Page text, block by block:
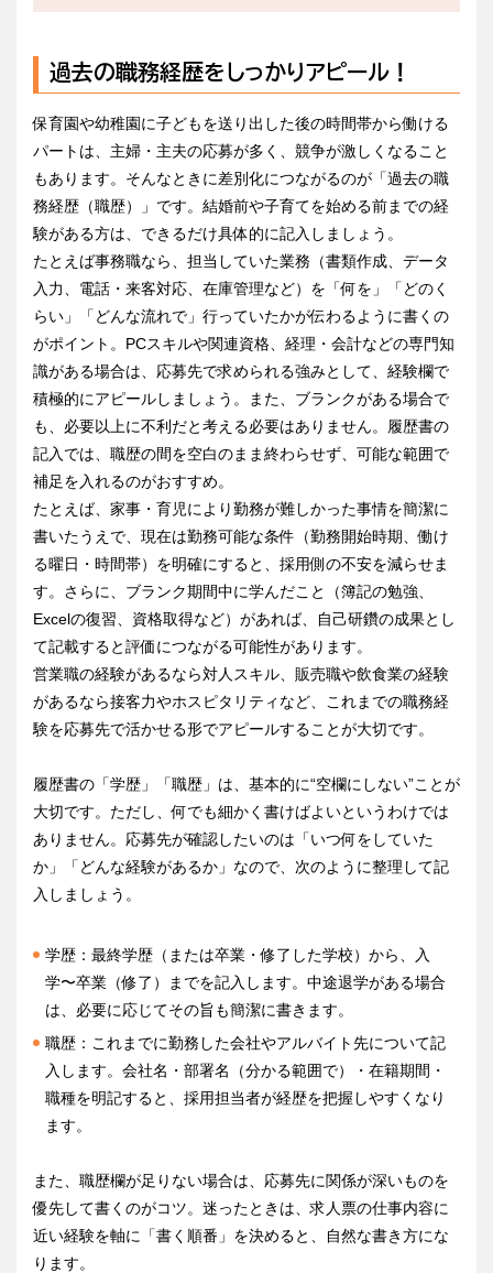
過去の職務経歴をしっかりアピール！
保育園や幼稚園に子どもを送り出した後の時間帯から働ける
パートは、主婦・主夫の応募が多く、競争が激しくなること
もあります。そんなときに差別化につながるのが「過去の職
務経歴（職歴）」です。結婚前や子育てを始める前までの経
験がある方は、できるだけ具体的に記入しましょう。
たとえば事務職なら、担当していた業務（書類作成、データ
入力、電話・来客対応、在庫管理など）を「何を」「どのく
らい」「どんな流れで」行っていたかが伝わるように書くの
がポイント。PCスキルや関連資格、経理・会計などの専門知
識がある場合は、応募先で求められる強みとして、経験欄で
積極的にアピールしましょう。また、ブランクがある場合で
も、必要以上に不利だと考える必要はありません。履歴書の
記入では、職歴の間を空白のまま終わらせず、可能な範囲で
補足を入れるのがおすすめ。
たとえば、家事・育児により勤務が難しかった事情を簡潔に
書いたうえで、現在は勤務可能な条件（勤務開始時期、働け
る曜日・時間帯）を明確にすると、採用側の不安を減らせま
す。さらに、ブランク期間中に学んだこと（簿記の勉強、
Excelの復習、資格取得など）があれば、自己研鑽の成果とし
て記載すると評価につながる可能性があります。
営業職の経験があるなら対人スキル、販売職や飲食業の経験
があるなら接客力やホスピタリティなど、これまでの職務経
験を応募先で活かせる形でアピールすることが大切です。
履歴書の「学歴」「職歴」は、基本的に“空欄にしない”ことが
大切です。ただし、何でも細かく書けばよいというわけでは
ありません。応募先が確認したいのは「いつ何をしていた
か」「どんな経験があるか」なので、次のように整理して記
入しましょう。
学歴：最終学歴（または卒業・修了した学校）から、入
学〜卒業（修了）までを記入します。中途退学がある場合
は、必要に応じてその旨も簡潔に書きます。
職歴：これまでに勤務した会社やアルバイト先について記
入します。会社名・部署名（分かる範囲で）・在籍期間・
職種を明記すると、採用担当者が経歴を把握しやすくなり
ます。
また、職歴欄が足りない場合は、応募先に関係が深いものを
優先して書くのがコツ。迷ったときは、求人票の仕事内容に
近い経験を軸に「書く順番」を決めると、自然な書き方にな
ります。